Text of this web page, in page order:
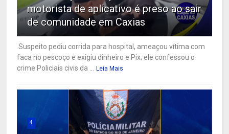
motorista de aplicativo é preso ao sair
de comunidade em Caxias
Suspeito pediu corrida para hospital, ameaçou vítima com
faca no pescoço e exigiu dinheiro e Pix; ele confessou o
crime Policiais civis da ...
Leia Mais
4